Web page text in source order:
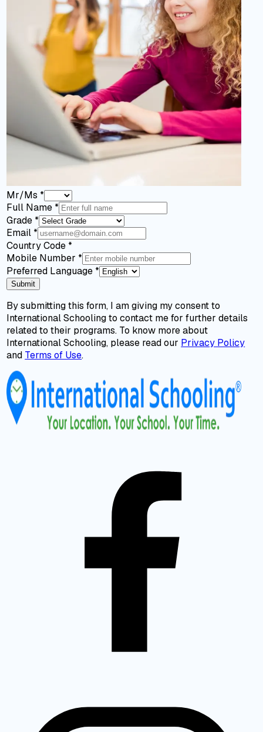
Mr/Ms *
Full Name *
Grade *
Email *
Country Code *
Mobile Number *
Preferred Language *
Submit
By submitting this form, I am giving my consent to
International Schooling to contact me for further details
related to their programs. To know more about
International Schooling, please read our Privacy Policy
and Terms of Use.